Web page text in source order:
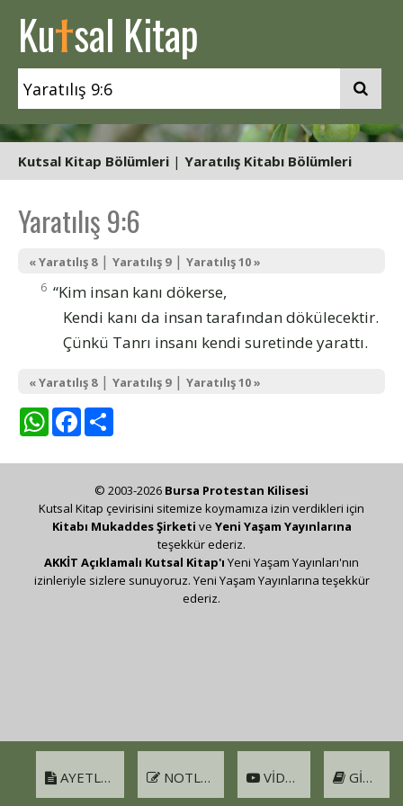
Kutsal Kitap
Kutsal Kitap Bölümleri | Yaratılış Kitabı Bölümleri
Yaratılış 9:6
« Yaratılış 8| Yaratılış 9| Yaratılış 10 »
6 “Kim insan kanı dökerse,
Kendi kanı da insan tarafından dökülecektir.
Çünkü Tanrı insanı kendi suretinde yarattı.
« Yaratılış 8| Yaratılış 9| Yaratılış 10 »
WhatsAppFacebook
AYETLER NOTLAR VIDEO GIRIŞ
© 2003-2026 Bursa Protestan Kilisesi
Kutsal Kitap çevirisini sitemize koymamıza izin verdikleri için
Kitabı Mukaddes Şirketi ve Yeni Yaşam Yayınlarına
teşekkür ederiz.
AKKİT Açıklamalı Kutsal Kitap'ı Yeni Yaşam Yayınları'nın
izinleriyle sizlere sunuyoruz. Yeni Yaşam Yayınlarına teşekkür
ederiz.